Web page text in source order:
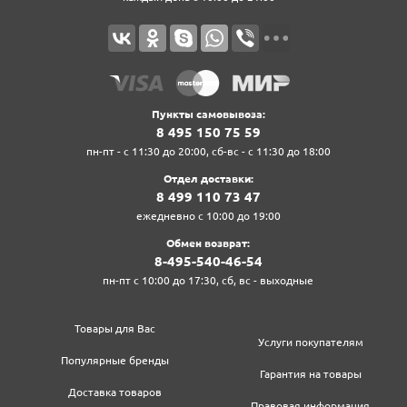
Пункты самовывоза:
8‍ 4‍9‍5‍ 1‍5‍0‍ 7‍5‍ 5‍9‍
пн-пт - с 11:30 до 20:00, сб-вс - с 11:30 до 18:00
Отдел доставки:
8‍ 4‍9‍9‍ 1‍1‍0‍ 7‍3‍ 4‍7‍
ежедневно с 10:00 до 19:00
Обмен возврат:
8‍-4‍9‍5‍-5‍4‍0‍-4‍6‍-5‍4‍
пн-пт с 10:00 до 17:30, сб, вс - выходные
Товары для Вас
Популярные бренды
Доставка товаров
Услуги покупателям
Гарантия на товары